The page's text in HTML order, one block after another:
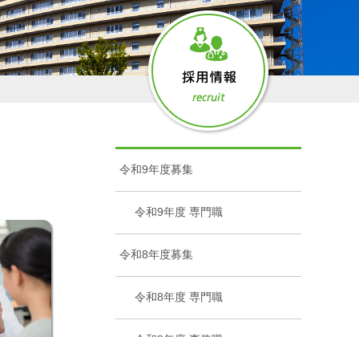
令和9年度募集
令和9年度 専門職
令和8年度募集
令和8年度 専門職